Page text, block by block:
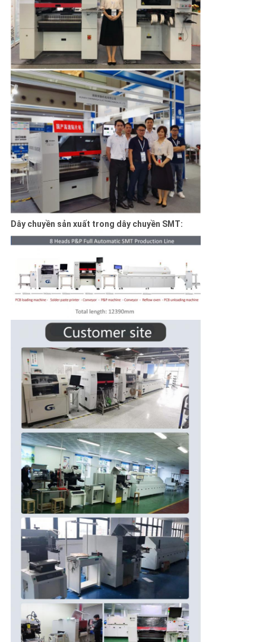
Dây chuyền sản xuất trong dây chuyền SMT: